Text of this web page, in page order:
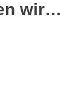
wir…